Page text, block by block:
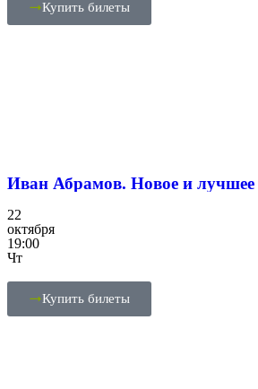
Купить билеты
Иван Абрамов. Новое и лучшее
22
октября
19:00
Чт
Купить билеты